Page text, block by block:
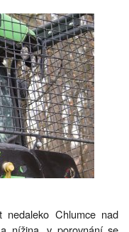
Chlumce nad